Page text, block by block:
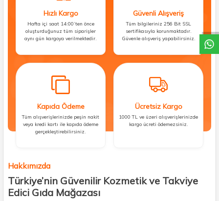
Hızlı Kargo
Hafta içi saat 14:00’ten önce
oluşturduğunuz tüm siparişler
aynı gün kargoya verilmektedir.
Güvenli Alışveriş
Tüm bilgileriniz 256 Bit SSL
sertifikasıyla korunmaktadır.
Güvenle alışveriş yapabilirsiniz.
Kapıda Ödeme
Tüm alışverişlerinizde peşin nakit
veya kredi kartı ile kapıda ödeme
gerçekleştirebilirsiniz.
Ücretsiz Kargo
1000 TL ve üzeri alışverişlerinizde
kargo ücreti ödemezsiniz.
Hakkımızda
Türkiye’nin Güvenilir Kozmetik ve Takviye
Edici Gıda Mağazası